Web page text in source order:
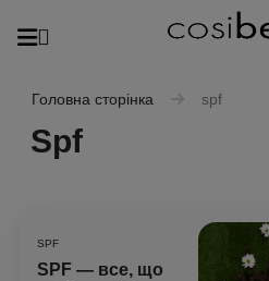
Головна сторінка spf
Spf
SPF
SPF — все, що